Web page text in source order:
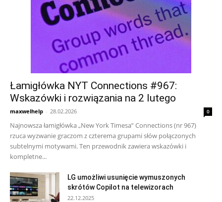
Łamigłówka NYT Connections #967:
Wskazówki i rozwiązania na 2 lutego
maxwelhelp - 28.02.2026 0
Najnowsza łamigłówka „New York Timesa” Connections (nr 967)
rzuca wyzwanie graczom z czterema grupami słów połączonych
subtelnymi motywami. Ten przewodnik zawiera wskazówki i
kompletne...
LG umożliwi usunięcie wymuszonych
skrótów Copilot na telewizorach
22.12.2025